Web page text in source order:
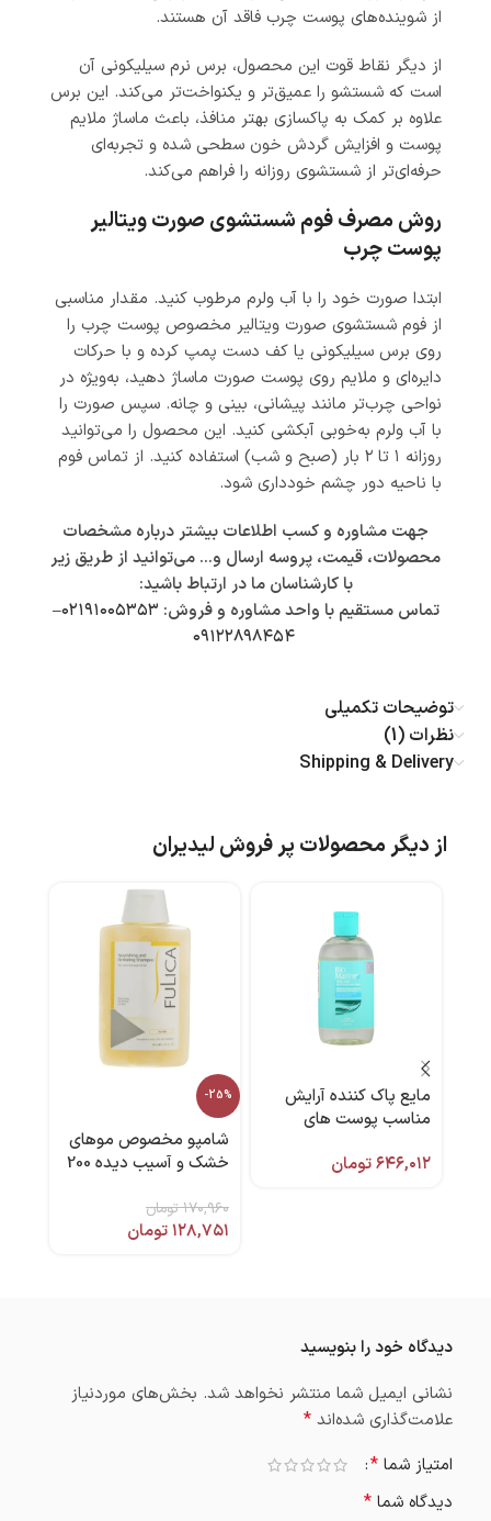
از شوینده‌های پوست چرب فاقد آن هستند.
از دیگر نقاط قوت این محصول، برس نرم سیلیکونی آن
است که شستشو را عمیق‌تر و یکنواخت‌تر می‌کند. این برس
علاوه بر کمک به پاکسازی بهتر منافذ، باعث ماساژ ملایم
پوست و افزایش گردش خون سطحی شده و تجربه‌ای
حرفه‌ای‌تر از شستشوی روزانه را فراهم می‌کند.
روش مصرف فوم شستشوی صورت ویتالیر
پوست چرب
ابتدا صورت خود را با آب ولرم مرطوب کنید. مقدار مناسبی
از فوم شستشوی صورت ویتالیر مخصوص پوست چرب را
روی برس سیلیکونی یا کف دست پمپ کرده و با حرکات
دایره‌ای و ملایم روی پوست صورت ماساژ دهید، به‌ویژه در
نواحی چرب‌تر مانند پیشانی، بینی و چانه. سپس صورت را
با آب ولرم به‌خوبی آبکشی کنید. این محصول را می‌توانید
روزانه ۱ تا ۲ بار (صبح و شب) استفاده کنید. از تماس فوم
با ناحیه دور چشم خودداری شود.
جهت مشاوره و کسب اطلاعات بیشتر درباره مشخصات
محصولات، قیمت، پروسه ارسال و… می‌توانید از طریق زیر
با کارشناسان ما در ارتباط باشید:
تماس مستقیم با واحد مشاوره و فروش: ۰۲۱۹۱۰۰۵۳۵۳–
۰۹۱۲۲۸۹۸۴۵۴
توضیحات تکمیلی
نظرات (1)
Shipping & Delivery
از دیگر محصولات پر فروش لیدیران
مایع پاک کننده آرایش
مناسب پوست های
بایومارین
۶۴۶,۰۱۲تومان
-25%
شامپو مخصوص موهای
خشک و آسیب دیده 200
۱۷۰,۹۶۰تومان
۱۲۸,۷۵۱تومان
دیدگاه خود را بنویسید
نشانی ایمیل شما منتشر نخواهد شد. بخش‌های موردنیاز
علامت‌گذاری شده‌اند *
امتیاز شما *
دیدگاه شما *